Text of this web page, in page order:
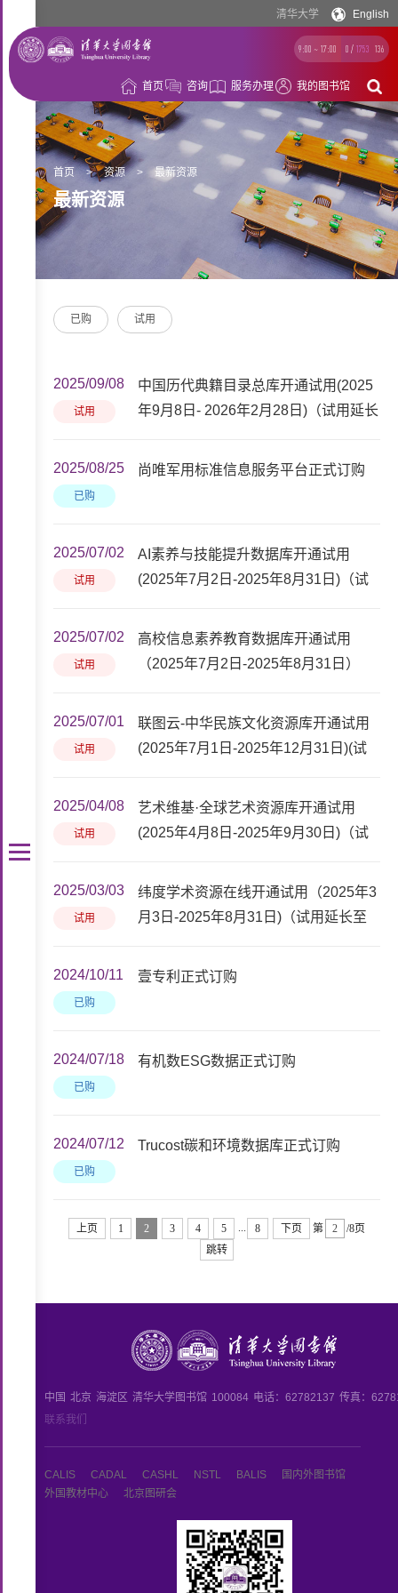
清华大学 English
9:00 ~ 17:00 0 / 1753 136
首页 咨询 服务办理 我的图书馆
借
阅
资
源
空
间
首页 > 资源 > 最新资源
最新资源
已购 试用
2025/09/08
试用
中国历代典籍目录总库开通试用(2025
年9月8日- 2026年2月28日)（试用延长
2025/08/25
已购
尚唯军用标准信息服务平台正式订购
2025/07/02
试用
AI素养与技能提升数据库开通试用
(2025年7月2日-2025年8月31日)（试
2025/07/02
试用
高校信息素养教育数据库开通试用
（2025年7月2日-2025年8月31日）
2025/07/01
试用
联图云-中华民族文化资源库开通试用
(2025年7月1日-2025年12月31日)(试
2025/04/08
试用
艺术维基·全球艺术资源库开通试用
(2025年4月8日-2025年9月30日)（试
2025/03/03
试用
纬度学术资源在线开通试用（2025年3
月3日-2025年8月31日)（试用延长至
2024/10/11
已购
壹专利正式订购
2024/07/18
已购
有机数ESG数据正式订购
2024/07/12
已购
Trucost碳和环境数据库正式订购
上页 1 2 3 4 5 8 下页 第
/8页
跳转
中国 北京 海淀区 清华大学图书馆 100084 电话：62782137 传真：
联系我们
CALIS CADAL CASHL NSTL BALIS
国内外图书馆
外国教材中心
北京图研会